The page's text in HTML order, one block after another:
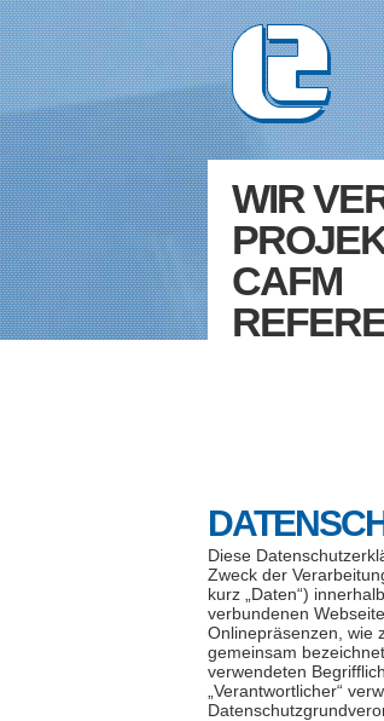
WIR
CAFM
Diese
Zweck der
kurz „Daten“)
verbundenen
Onlinepräsenzen, wie
gemeinsam
verwendeten
„Verantwortlicher“